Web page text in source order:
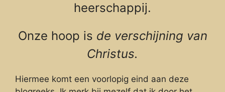
heerschappij.
Onze hoop is de verschijning van
Christus.
Hiermee komt een voorlopig eind aan deze